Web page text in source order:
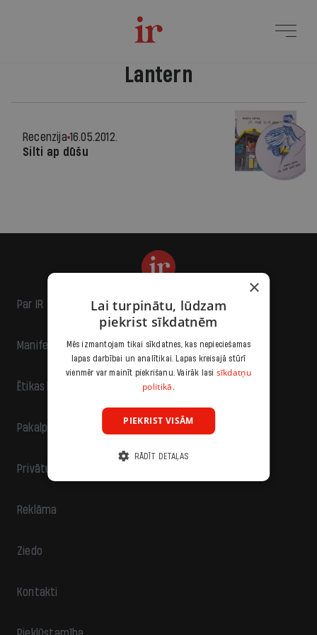
Lantern
Recenzija 16.05.2012.
Silti ap dūšu
Par IR
Manifests
Ētikas kodekss
Pakalpojumu sniegšanas noteikumi
Privātuma politika
Reklāma
Ziedo
Kontakti
×
Lai turpinātu, lūdzam
piekrist sīkdatnēm
Mēs izmantojam tikai sīkdatnes, kas nepieciešamas
lapas darbībai un analītikai. Lapas kreisajā stūrī
vienmēr var mainīt piekrišanu. Vairāk lasi sīkdatņu
politikā.
PIEKRIST VISĀM
RĀDĪT DETAĻAS